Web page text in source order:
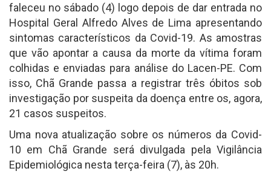
faleceu no sábado (4) logo depois de dar entrada no
Hospital Geral Alfredo Alves de Lima apresentando
sintomas característicos da Covid-19. As amostras
que vão apontar a causa da morte da vítima foram
colhidas e enviadas para análise do Lacen-PE. Com
isso, Chã Grande passa a registrar três óbitos sob
investigação por suspeita da doença entre os, agora,
21 casos suspeitos.
Uma nova atualização sobre os números da Covid-
10 em Chã Grande será divulgada pela Vigilância
Epidemiológica nesta terça-feira (7), às 20h.